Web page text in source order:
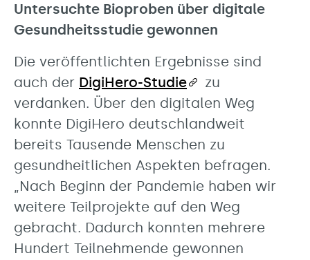
Untersuchte Bioproben über digitale
Gesundheitsstudie gewonnen
Die veröffentlichten Ergebnisse sind
auch der DigiHero-Studie
zu
verdanken. Über den digitalen Weg
konnte DigiHero deutschlandweit
bereits Tausende Menschen zu
gesundheitlichen Aspekten befragen.
„Nach Beginn der Pandemie haben wir
weitere Teilprojekte auf den Weg
gebracht. Dadurch konnten mehrere
Hundert Teilnehmende gewonnen